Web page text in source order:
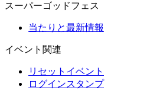
スーパーゴッドフェス
当たりと最新情報
イベント関連
リセットイベント
ログインスタンプ